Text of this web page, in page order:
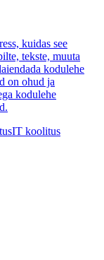
kuidas see
tekste, muuta
kodulehe
on ohud ja
kodulehe
IT koolitus